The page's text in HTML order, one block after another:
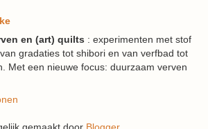
en (art) quilts : experimenten met stof
gradaties tot shibori en van verfbad tot
Met een nieuwe focus: duurzaam verven